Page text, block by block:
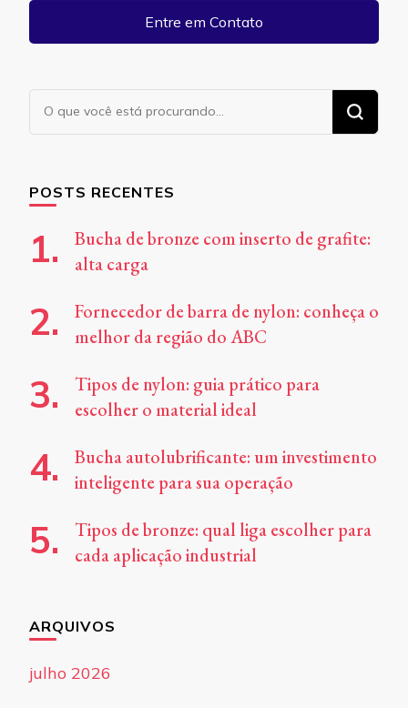
Entre em Contato
Procurando
POSTS RECENTES
Bucha de bronze com inserto de grafite:
alta carga
Fornecedor de barra de nylon: conheça o
melhor da região do ABC
Tipos de nylon: guia prático para
escolher o material ideal
Bucha autolubrificante: um investimento
inteligente para sua operação
Tipos de bronze: qual liga escolher para
cada aplicação industrial
ARQUIVOS
julho 2026